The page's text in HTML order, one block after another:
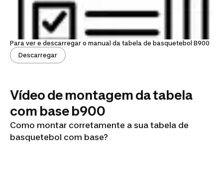
Para ver e descarregar o manual da tabela de basquetebol B900
Descarregar
Vídeo de montagem da tabela
com base b900
Como montar corretamente a sua tabela de
basquetebol com base?